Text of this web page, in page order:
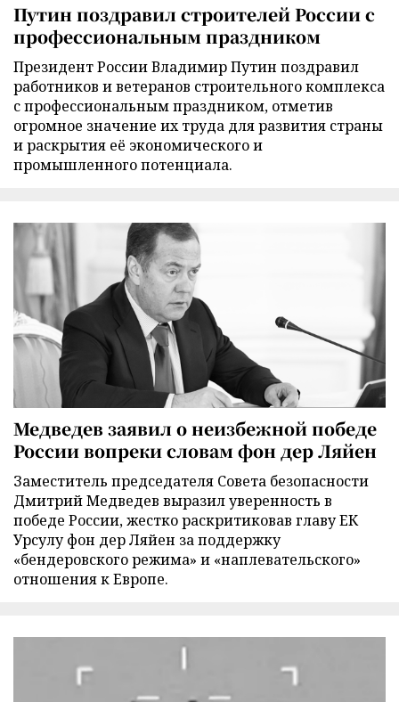
Путин поздравил строителей России с
профессиональным праздником
Президент России Владимир Путин поздравил
работников и ветеранов строительного комплекса
с профессиональным праздником, отметив
огромное значение их труда для развития страны
и раскрытия её экономического и
промышленного потенциала.
Медведев заявил о неизбежной победе
России вопреки словам фон дер Ляйен
Заместитель председателя Совета безопасности
Дмитрий Медведев выразил уверенность в
победе России, жестко раскритиковав главу ЕК
Урсулу фон дер Ляйен за поддержку
«бендеровского режима» и «наплевательского»
отношения к Европе.